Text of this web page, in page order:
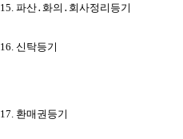
15. 파산․화의․회사정리등기
16. 신탁등기
17. 환매권등기